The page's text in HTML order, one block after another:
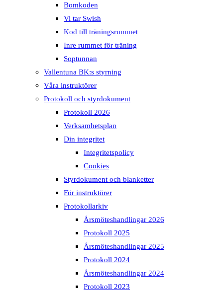
Bomkoden
Vi tar Swish
Kod till träningsrummet
Inre rummet för träning
Soptunnan
Vallentuna BK:s styrning
Våra instruktörer
Protokoll och styrdokument
Protokoll 2026
Verksamhetsplan
Din integritet
Integritetspolicy
Cookies
Styrdokument och blanketter
För instruktörer
Protokollarkiv
Årsmöteshandlingar 2026
Protokoll 2025
Årsmöteshandlingar 2025
Protokoll 2024
Årsmöteshandlingar 2024
Protokoll 2023